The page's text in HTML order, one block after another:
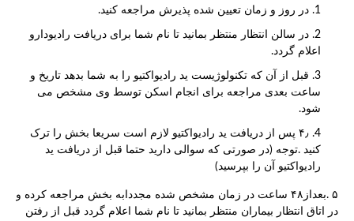
در روز و زمان تعیین شده پذیرش مراجعه کنید.
در سالن انتظار منتظر بمانید تا نام شما برای دریافت رادیودارو
اعلام گردد.
قبل از آن که تکنولوژیست ید رادیواکتیو را به شما بدهد تاریخ و
ساعت بعدی مراجعه برای انجام اسکن توسط وی مشخص می
شود.
۴٫ پس از دریافت ید رادیواکتیو لازم است سریعا بخش را ترک
کنید .توجه (در صورتی که سوالی دارید حتما قبل از دریافت ید
رادیواکتیو آن را بپرسید)
۵ .بعداز۴۸ ساعت در زمان مشخص شده مجددابه بخش مراجعه کرده و
در اتاق انتظار بیماران منتظر بمانید تا نام شما اعلام گردد قبل از رفتن